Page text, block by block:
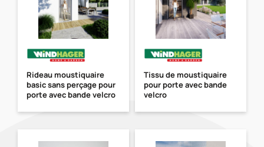
Rideau moustiquaire
basic sans perçage pour
porte avec bande velcro
Tissu de moustiquaire
pour porte avec bande
velcro